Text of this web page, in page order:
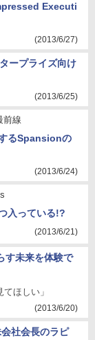
Executi
(2013/6/27)
ープライズ向け
(2013/6/25)
前線
るSpansionの
(2013/6/24)
入っている!?
(2013/6/21)
す未来を体験で
ほしい」
(2013/6/20)
社会長のラピ